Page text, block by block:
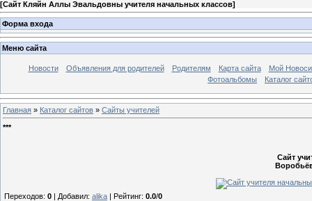
[Сайт Кляйн Аллы Эвальдовны учителя начальных классов]
Форма входа
Меню сайта
Новости Объявления для родителей Родителям Карта сайта
Мой
Фотоальбомы
Каталог
Главная » Каталог сайтов » Сайты учителей
***
Сайт
Переходов: 0 | Добавил: alika | Рейтинг: 0.0/0